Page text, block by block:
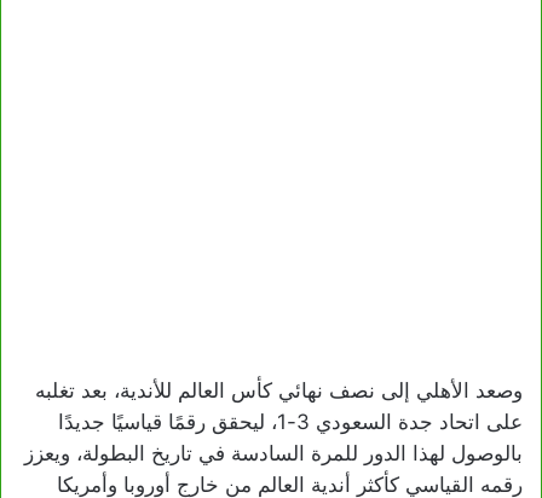
وصعد الأهلي إلى نصف نهائي كأس العالم للأندية، بعد تغلبه
على اتحاد جدة السعودي 3-1، ليحقق رقمًا قياسيًا جديدًا
بالوصول لهذا الدور للمرة السادسة في تاريخ البطولة، ويعزز
رقمه القياسي كأكثر أندية العالم من خارج أوروبا وأمريكا